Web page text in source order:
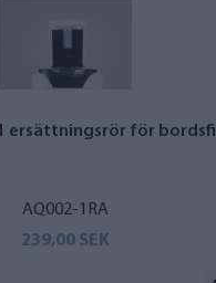
ersättningsrör för
AQ002-1RA
239,00 SEK